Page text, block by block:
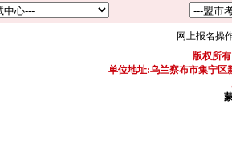
网上报名操
版权所
单位地址:乌兰察布市集宁区